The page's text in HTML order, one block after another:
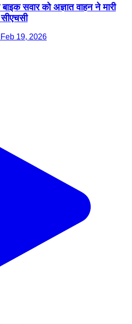
सवार को अज्ञात वाहन ने मारी
19, 2026